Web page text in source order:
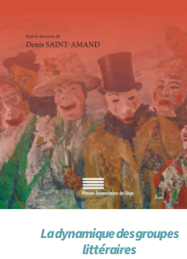
La dynamique des groupes
littéraires